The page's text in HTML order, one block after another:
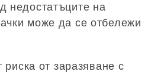
недостатъците на
може да се отбележи
от заразяване с